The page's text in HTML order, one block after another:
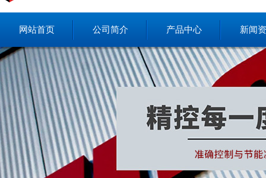
网站首页 公司简介 产品中心 新闻